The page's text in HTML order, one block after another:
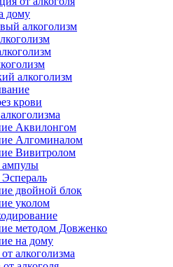
дому
алкоголизм
алкоголизм
крови
Аквилонгом
Алгоминалом
Вивитролом
двойной блок
уколом
методом Довженко
на дому
алкоголизма